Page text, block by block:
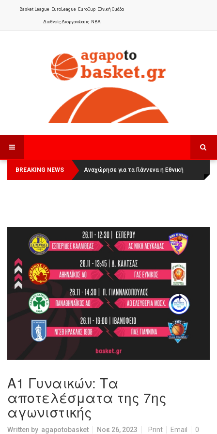
Basket League EuroLeague EuroCup Εθνική Ομάδα
Διεθνείς Διοργανώσεις NBA
BREAKING NEWS
Οι Πάνθηρες Καβάλας στην Women
Basketball League 1
Αναχώρησε για τα Γιάννενα η Εθνική
Γυναικών:
Α1 Γυναικών: Τα
αποτελέσματα της 7ης
αγωνιστικής
Written by agapotobasket Νοε 26, 2023 Print Email
0